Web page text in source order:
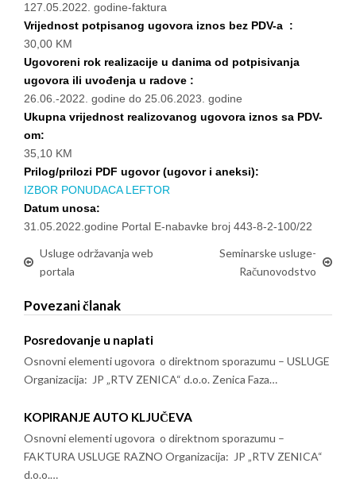
127.05.2022. godine-faktura
Vrijednost potpisanog ugovora iznos bez PDV-a :
30,00 KM
Ugovoreni rok realizacije u danima od potpisivanja
ugovora ili uvođenja u radove :
26.06.-2022. godine do 25.06.2023. godine
Ukupna vrijednost realizovanog ugovora iznos sa PDV-
om:
35,10 KM
Prilog/prilozi PDF ugovor (ugovor i aneksi):
IZBOR PONUDACA LEFTOR
Datum unosa:
31.05.2022.godine Portal E-nabavke broj 443-8-2-100/22
Usluge održavanja web
portala
Seminarske usluge-
Računovodstvo
Povezani članak
Posredovanje u naplati
Osnovni elementi ugovora o direktnom sporazumu – USLUGE
Organizacija: JP „RTV ZENICA“ d.o.o. Zenica Faza…
KOPIRANJE AUTO KLJUČEVA
Osnovni elementi ugovora o direktnom sporazumu –
FAKTURA USLUGE RAZNO Organizacija: JP „RTV ZENICA“
d.o.o.…